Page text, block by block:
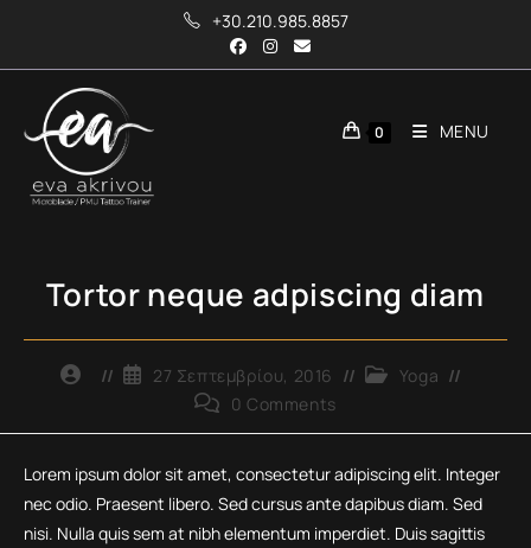
content
+30.210.985.8857
0 MENU
Tortor neque adpiscing diam
Post
Post
published:
27 Σεπτεμβρίου, 2016
PostYoga
Post 0 Comments
Lorem ipsum dolor sit amet, consectetur adipiscing elit. Integer
nec odio. Praesent libero. Sed cursus ante dapibus diam. Sed
nisi. Nulla quis sem at nibh elementum imperdiet. Duis sagittis